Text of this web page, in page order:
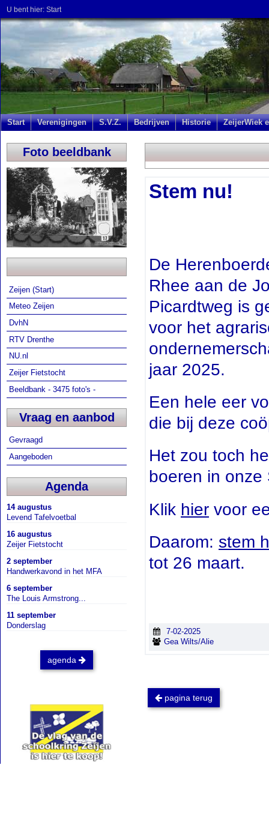
U bent hier: Start
Start Verenigingen S.V.Z. Bedrijven Historie ZeijerWiek
Foto beeldbank
Zeijen (Start)
Meteo Zeijen
DvhN
RTV Drenthe
NU.nl
Zeijer Fietstocht
Beeldbank - 3475 foto's -
Vraag en aanbod
Gevraagd
Aangeboden
Agenda
14 augustus
Levend Tafelvoetbal
16 augustus
Zeijer Fietstocht
2 september
Handwerkavond in het MFA
6 september
The Louis Armstrong...
11 september
Donderslag
agenda
Stem nu!
De
Rhee aan de
Picardtweg is
voor het
jaar 2025.
Een hele eer
die bij deze
Het zou toch
boeren in
Klik hier voor
Daarom: stem
tot 26 maart.
7-02-2025
Gea Wilts/Alie
pagina terug